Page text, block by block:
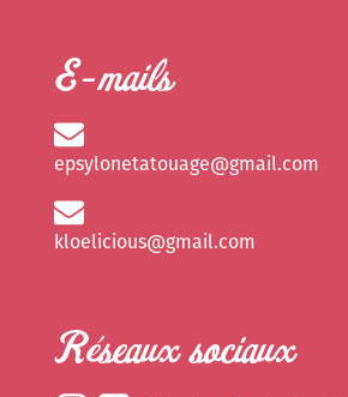
E-mails
epsylonetatouage@gmail.com
kloelicious@gmail.com
Réseaux sociaux